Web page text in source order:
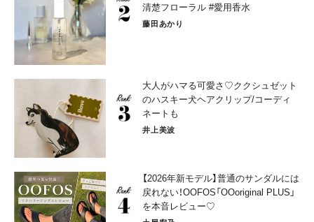
清楚フローラル #愛用香水
藤田あかり
大人がハマる可愛さ♡ククシュゼット
のハスキー犬ヘアクリップ/コーディ
ネートも
井上美波
【2026年新モデル】普通のサンダルには
戻れない！OOFOS「OOoriginal PLUS」
を本音レビュー♡